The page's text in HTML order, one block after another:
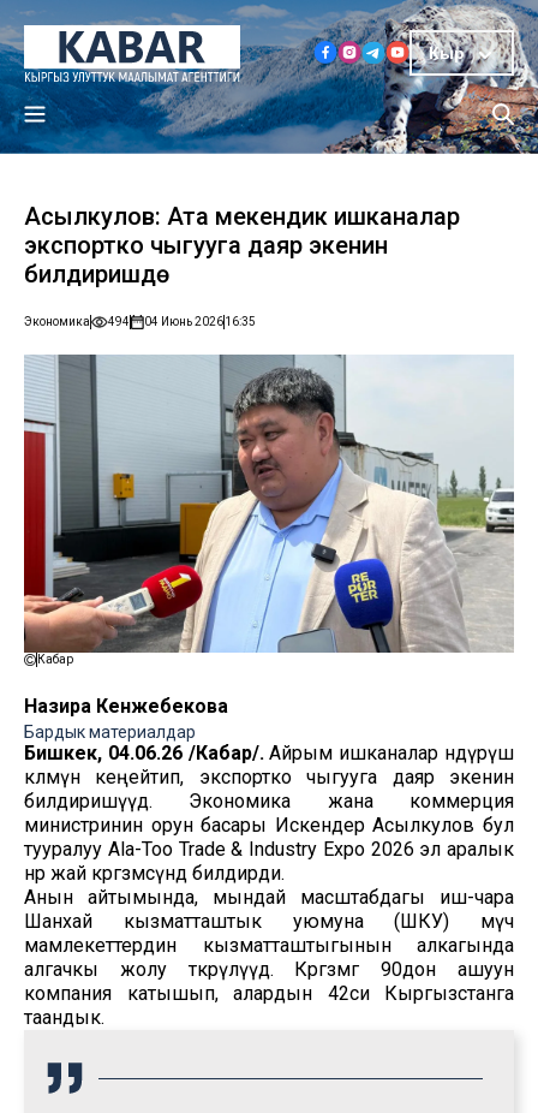
Кыр
Асылкулов: Ата мекендик ишканалар
экспортко чыгууга даяр экенин
билдиришүүдө
Экономика 494 04 Июнь 202616:35
Кабар
Назира Кенжебекова
Бардык материалдар
Бишкек, 04.06.26 /Кабар/.Айрым ишканалар өндүрүш
көлөмүн кеңейтип, экспортко чыгууга даяр экенин
билдиришүүдө. Экономика жана коммерция
министринин орун басары Искендер Асылкулов бул
тууралуу Ala-Too Trade & Industry Expo 2026 эл аралык
өнөр жай көргөзмөсүндө билдирди.
Анын айтымында, мындай масштабдагы иш-чара
Шанхай кызматташтык уюмуна (ШКУ) мүчө
мамлекеттердин кызматташтыгынын алкагында
алгачкы жолу өткөрүлүүдө. Көргөзмөгө 90дон ашуун
компания катышып, алардын 42си Кыргызстанга
таандык.